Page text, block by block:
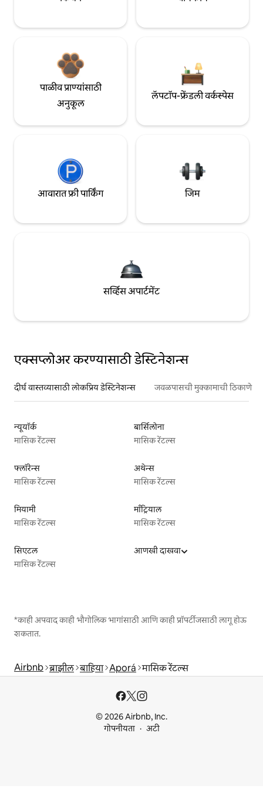
पाळीव प्राण्यांसाठी
अनुकूल
लॅपटॉप-फ्रेंडली वर्कस्पेस
आवारात फ्री पार्किंग जिम
सर्व्हिस अपार्टमेंट
एक्सप्लोअर करण्यासाठी डेस्टिनेशन्स
दीर्घ वास्तव्यासाठी लोकप्रिय डेस्टिनेशन्स जवळपासची मुक्कामाची ठिकाणे
न्यूयॉर्क
मासिक रेंटल्स
बार्सिलोना
मासिक रेंटल्स
फ्लॉरेन्स
मासिक रेंटल्स
अथेन्स
मासिक रेंटल्स
मियामी
मासिक रेंटल्स
माँट्रियाल
मासिक रेंटल्स
सिएटल
मासिक रेंटल्स
आणखी दाखवा
*काही अपवाद काही भौगोलिक भागांसाठी आणि काही प्रॉपर्टीजसाठी लागू होऊ
शकतात.
Airbnb ब्राझील बाहिया Aporá मासिक रेंटल्स
© 2026 Airbnb, Inc.
गोपनीयता
अटी